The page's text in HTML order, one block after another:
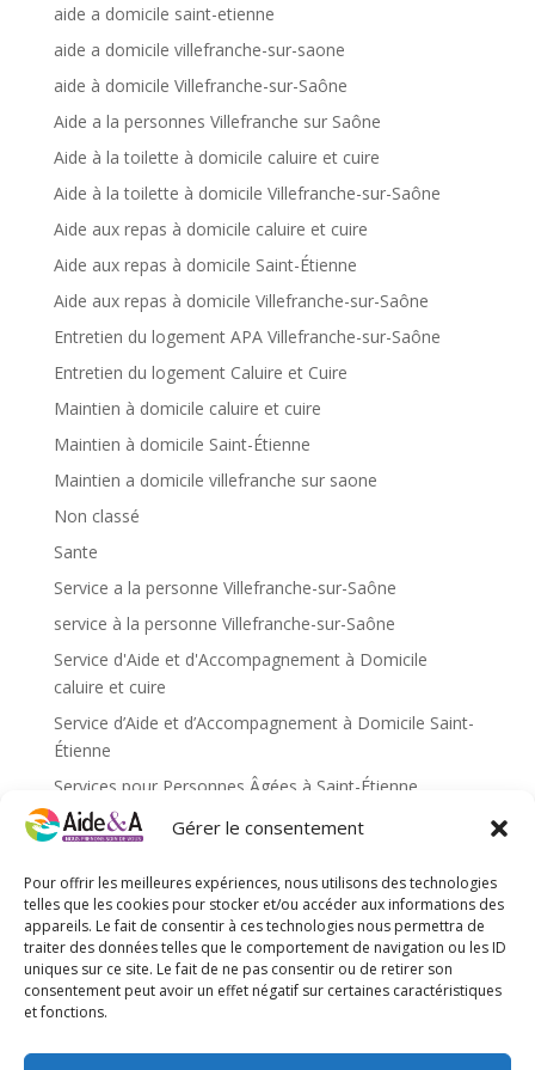
Gérer le consentement
Pour offrir les meilleures expériences, nous utilisons des technologies
telles que les cookies pour stocker et/ou accéder aux informations des
appareils. Le fait de consentir à ces technologies nous permettra de
traiter des données telles que le comportement de navigation ou les ID
uniques sur ce site. Le fait de ne pas consentir ou de retirer son
consentement peut avoir un effet négatif sur certaines caractéristiques
et fonctions.
aide a domicile saint-etienne
aide a domicile villefranche-sur-saone
aide à domicile Villefranche-sur-Saône
Aide a la personnes Villefranche sur Saône
Aide à la toilette à domicile caluire et cuire
Aide à la toilette à domicile Villefranche-sur-Saône
Aide aux repas à domicile caluire et cuire
Aide aux repas à domicile Saint-Étienne
Aide aux repas à domicile Villefranche-sur-Saône
Entretien du logement APA Villefranche-sur-Saône
Entretien du logement Caluire et Cuire
Maintien à domicile caluire et cuire
Maintien à domicile Saint-Étienne
Maintien a domicile villefranche sur saone
Non classé
Sante
Service a la personne Villefranche-sur-Saône
service à la personne Villefranche-sur-Saône
Service d'Aide et d'Accompagnement à Domicile
caluire et cuire
Service d’Aide et d’Accompagnement à Domicile Saint-
Étienne
Services pour Personnes Âgées à Saint-Étienne
Services pour personnes âgées caluire et cuire
Services pour personnes âgées Villefranche-sur-Saône
Méta
Connexion